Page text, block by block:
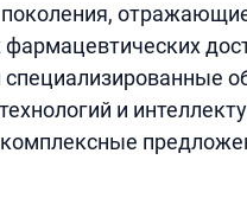
фармацевтических
и